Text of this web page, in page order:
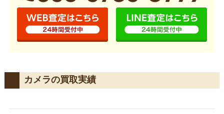
カメラの買取実績